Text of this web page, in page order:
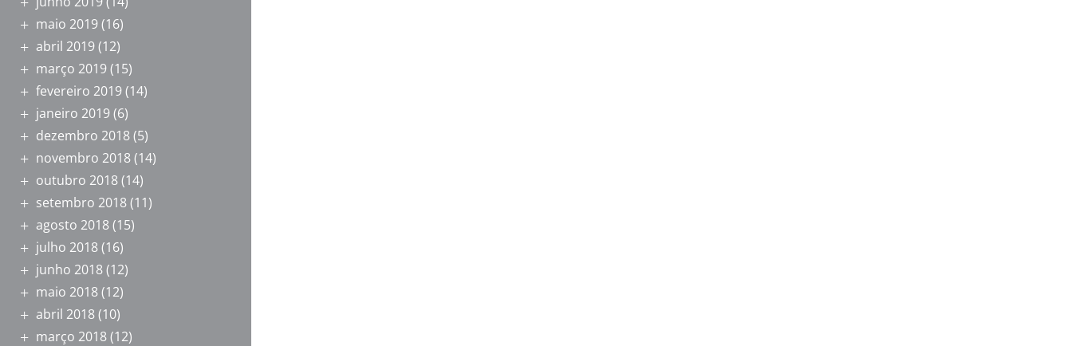
maio 2019(16)
abril 2019(12)
março 2019(15)
fevereiro 2019(14)
janeiro 2019(6)
dezembro 2018(5)
novembro 2018(14)
outubro 2018(14)
setembro 2018(11)
agosto 2018(15)
julho 2018(16)
junho 2018(12)
maio 2018(12)
abril 2018(10)
março 2018(12)